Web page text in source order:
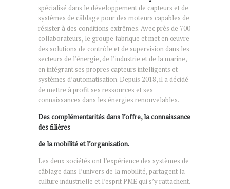
spécialisé dans le développement de capteurs et de
systèmes de câblage pour des moteurs capables de
résister à des conditions extrêmes. Avec près de 700
collaborateurs, le groupe fabrique et met en œuvre
des solutions de contrôle et de supervision dans les
secteurs de l’énergie, de l’industrie et de la marine,
en intégrant ses propres capteurs intelligents et
systèmes d’automatisation. Depuis 2018, il a décidé
de mettre à profit ses ressources et ses
connaissances dans les énergies renouvelables.
Des complémentarités dans l’offre, la connaissance
des filières
de la mobilité et l’organisation.
Les deux sociétés ont l’expérience des systèmes de
câblage dans l’univers de la mobilité, partagent la
culture industrielle et l’esprit PME qui s’y rattachent.